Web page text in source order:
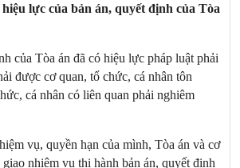
lực của bản án, quyết định của Tòa
của Tòa án đã có hiệu lực pháp luật phải
được cơ quan, tổ chức, cá nhân tôn
cá nhân có liên quan phải nghiêm
vụ, quyền hạn của mình, Tòa án và cơ
nhiệm vụ thi hành bản án, quyết định